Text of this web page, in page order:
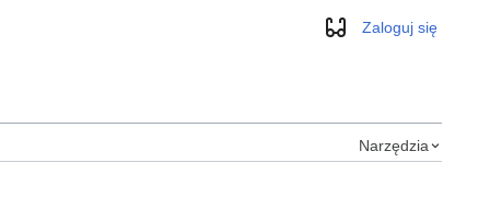
WyglądZaloguj się
Narzędzia